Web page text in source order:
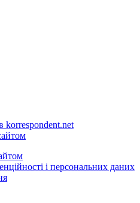
korrespondent.net
і персональних даних